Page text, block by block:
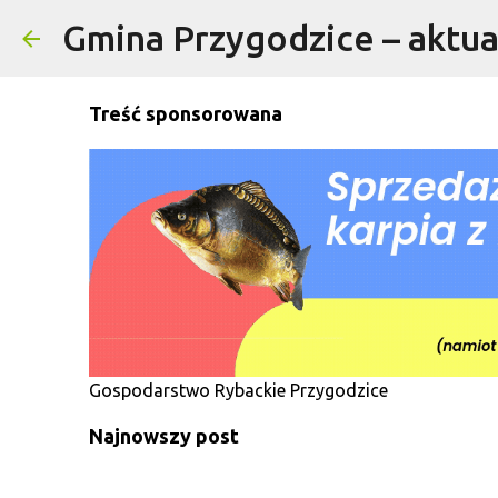
Gmina Przygodzice –
Treść sponsorowana
Gospodarstwo Rybackie Przygodzice
Najnowszy post